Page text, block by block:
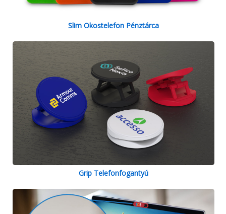
Slim Okostelefon Pénztárca
Grip Telefonfogantyú